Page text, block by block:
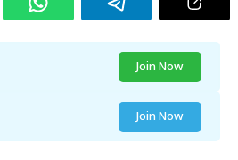
Join Now
Join Now